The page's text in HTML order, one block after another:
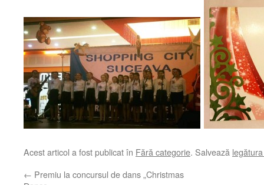
Acest articol a fost publicat în Fără categorie. Salvează
← Premiu la concursul de dans „Christmas